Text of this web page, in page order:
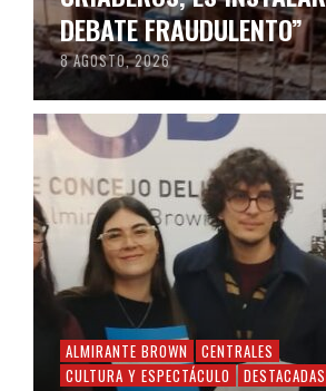
DEBATE FRAUDULENTO”
8 AGOSTO, 2026
ALMIRANTE BROWN
CENTRALES
CULTURA Y ESPECTÁCULO
DESTACADAS